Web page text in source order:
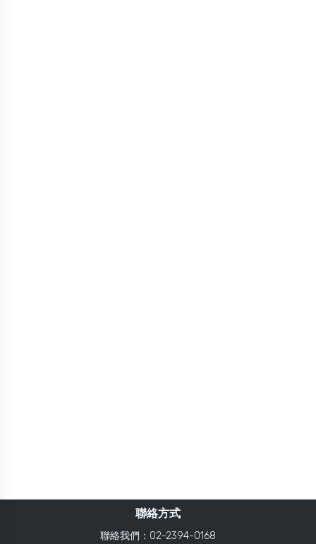
聯絡方式
聯絡我們：02-2394-0168